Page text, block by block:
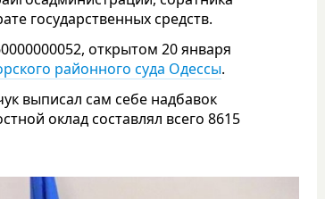
государственных средств.
открытом 20 января
районного суда Одессы.
выписал сам себе надбавок
оклад составлял всего 8615